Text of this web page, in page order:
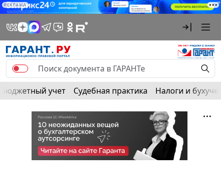
РЕКЛАМА
Бюджетный учет Судебная практика Налоги и